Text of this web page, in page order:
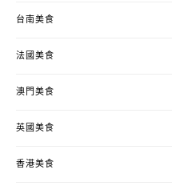
台南美食
法國美食
澳門美食
英國美食
香港美食